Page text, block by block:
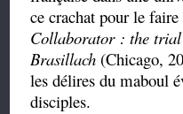
ce crachat pour le faire
Collaborator : the trial
Brasillach (Chicago,
les délires du maboul
disciples.